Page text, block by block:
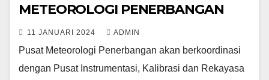
METEOROLOGI PENERBANGAN
11 JANUARI 2024 ADMIN
Pusat Meteorologi Penerbangan akan berkoordinasi
dengan Pusat Instrumentasi, Kalibrasi dan Rekayasa